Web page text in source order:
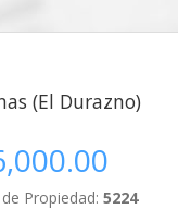
(El Durazno)
Propiedad: 5224